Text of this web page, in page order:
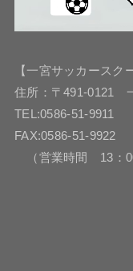
【一宮サッカースク
住所：〒491-0121
TEL:0586-51-9911
FAX:0586-51-9922
（営業時間 13：